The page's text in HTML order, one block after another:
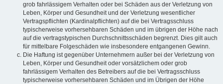
grob fahrlässigem Verhalten oder bei Schäden aus der Verletzung von
Leben, Körper und Gesundheit und der Verletzung wesentlicher
Vertragspflichten (Kardinalpflichten) auf die bei Vertragsschluss
typischerweise vorhersehbaren Schäden und im übrigen der Höhe nach
auf die vertragstypischen Durchschnittsschäden begrenzt. Dies gilt auch
für mittelbare Folgeschäden wie insbesondere entgangenen Gewinn.
Die Haftung ist gegenüber Unternehmern außer bei der Verletzung von
Leben, Körper und Gesundheit oder vorsätzlichem oder grob
fahrlässigem Verhalten des Betreibers auf die bei Vertragsschluss
typischerweise vorhersehbaren Schäden und im Übrigen der Höhe